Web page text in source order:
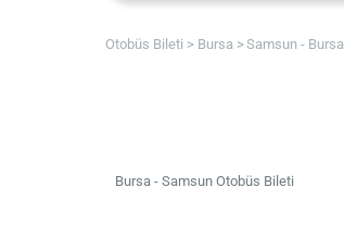
Otobüs Bileti Bursa Samsun - Bursa
Bursa - Samsun Otobüs Bileti